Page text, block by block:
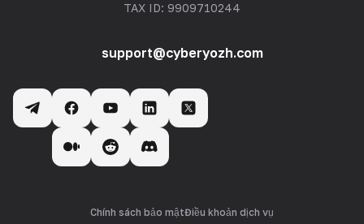
TAX ID: 9909710244
support@cyberyozh.com
Chính sách bảo mậtĐiều khoản dịch vụ